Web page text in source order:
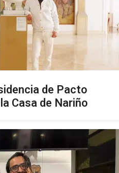
de Pacto
Casa de Nariño